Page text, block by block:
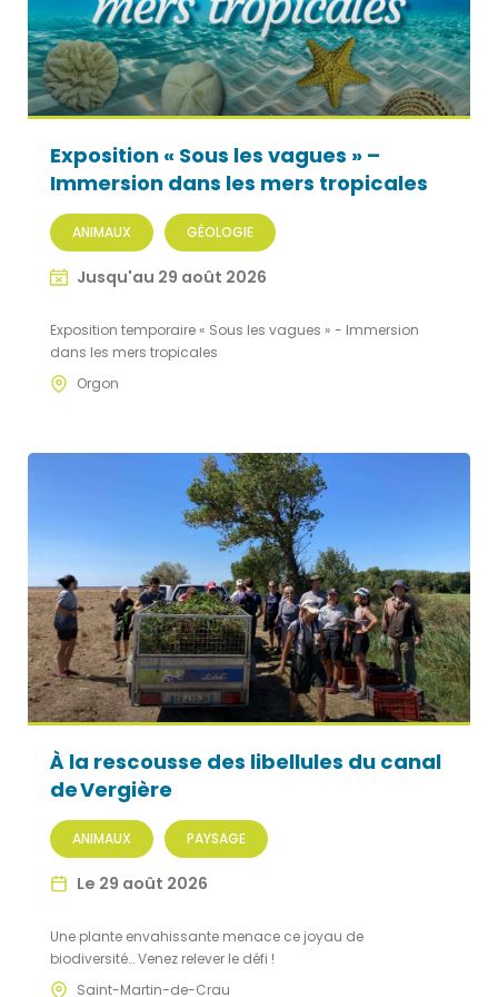
Exposition « Sous les vagues » –
Immersion dans les mers tropicales
ANIMAUX GÉOLOGIE
Jusqu'au 29 août 2026
Exposition temporaire « Sous les vagues » - Immersion
dans les mers tropicales
Orgon
À la rescousse des libellules du canal
de Vergière
ANIMAUX PAYSAGE
Le 29 août 2026
Une plante envahissante menace ce joyau de
biodiversité… Venez relever le défi !
Saint-Martin-de-Crau